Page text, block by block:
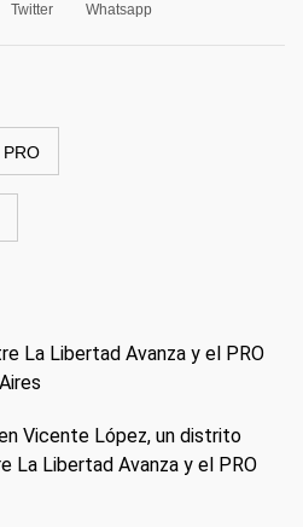
Twitter Whatsapp
PRO
La Libertad Avanza y el PRO
Vicente López, un distrito
La Libertad Avanza y el PRO